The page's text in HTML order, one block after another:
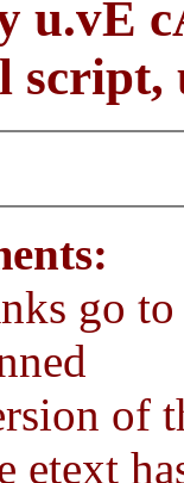
u.vE
script,
go
of
etext